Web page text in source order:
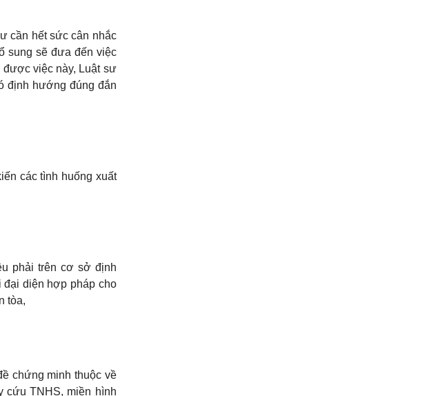
cần hết sức cân nhắc
sung sẽ đưa đến việc
được việc này, Luật sư
định hướng đúng đắn
các tình huống xuất
phải trên cơ sở định
diện hợp pháp cho
tòa,
chứng minh thuộc về
cứu TNHS, miền hình